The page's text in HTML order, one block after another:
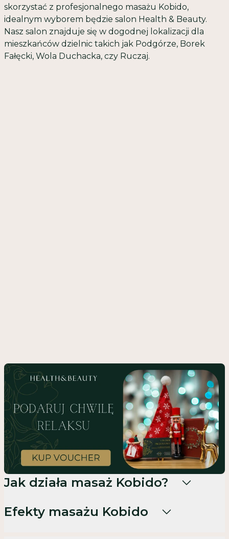
skorzystać z profesjonalnego masażu Kobido,
idealnym wyborem będzie salon Health & Beauty.
Nasz salon znajduje się w dogodnej lokalizacji dla
mieszkańców dzielnic takich jak Podgórze, Borek
Fałęcki, Wola Duchacka, czy Ruczaj.
Jak działa masaż Kobido?
Efekty masażu Kobido